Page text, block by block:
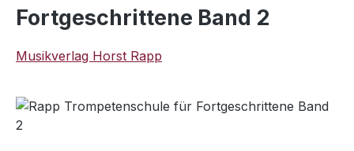
Fortgeschrittene Band 2
Musikverlag Horst Rapp
Bildergalerie überspringen